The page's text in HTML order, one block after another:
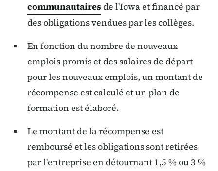
communautairesde l'Iowa et financé par
des obligations vendues par les collèges.
En fonction du nombre de nouveaux
emplois promis et des salaires de départ
pour les nouveaux emplois, un montant de
récompense est calculé et un plan de
formation est élaboré.
Le montant de la récompense est
remboursé et les obligations sont retirées
par l'entreprise en détournant 1,5 % ou 3 %